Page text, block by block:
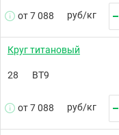
от 7 088 руб/кг
Круг титановый
28 ВТ9
от 7 088 руб/кг